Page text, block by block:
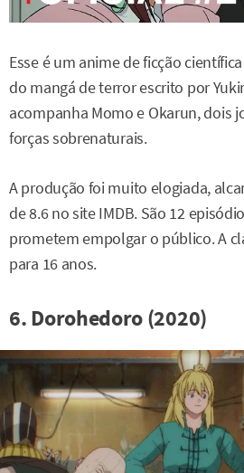
Esse é um anime de ficção
do mangá de terror escrito por
acompanha Momo e Okarun, dois
forças sobrenaturais.
A produção foi muito elogiada,
de 8.6 no site IMDB. São 12
prometem empolgar o público. A
para 16 anos.
6. Dorohedoro (2020)